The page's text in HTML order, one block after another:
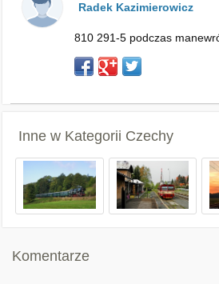
Radek Kazimierowicz
810 291-5 podczas
Inne w Kategorii Czechy
Komentarze